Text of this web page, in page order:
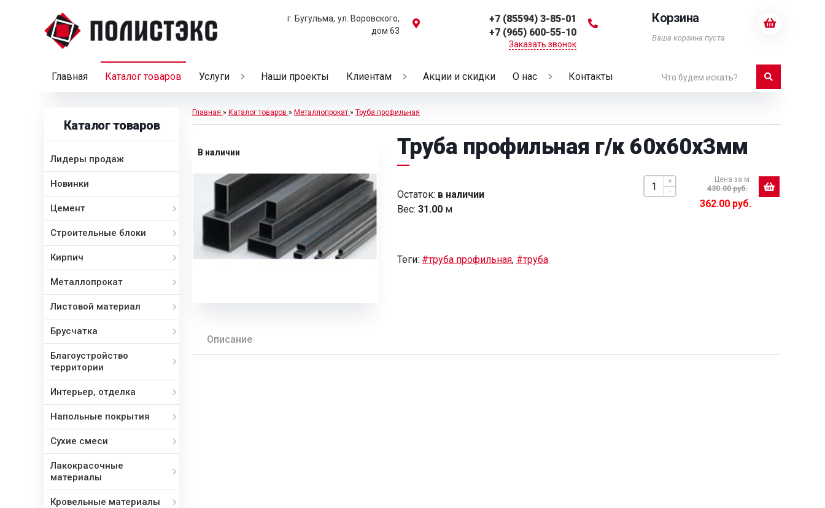
г. Бугульма, ул. Воровского,
дом 63
+7 (85594) 3-85-01
+7 (965) 600-55-10
Заказать звонок
Корзина
Ваша корзина пуста
Главная Каталог товаров Услуги Наши проекты Клиентам Акции и скидки О нас Контакты
Каталог товаров
Лидеры продаж
Новинки
Цемент
Строительные блоки
Кирпич
Металлопрокат
Листовой материал
Брусчатка
Благоустройство
территории
Интерьер, отделка
Напольные покрытия
Сухие смеси
Лакокрасочные
материалы
Кровельные материалы
Главная » Каталог товаров » Металлопрокат » Труба профильная
В наличии Труба профильная г/к 60х60х3мм
-
+
Цена за м:
430.00 руб.
362.00 руб.
Остаток: в наличии
Вес: 31.00м
Теги: #труба профильная, #труба
Описание